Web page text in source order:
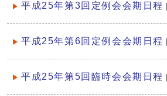
メインメニュー
平成25年第3回定例会会期日程
平成25年第6回定例会会期日程
平成25年第5回臨時会会期日程